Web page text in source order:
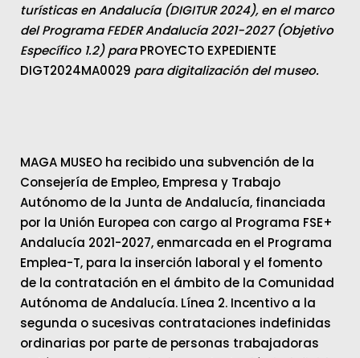
turísticas en Andalucía (DIGITUR 2024), en el marco
del Programa FEDER Andalucía 2021-2027 (Objetivo
Específico 1.2) paraPROYECTO EXPEDIENTE
DIGT2024MA0029 para digitalización del museo.
MAGA MUSEO ha recibido una subvención de la
Consejería de Empleo, Empresa y Trabajo
Autónomo de la Junta de Andalucía, financiada
por la Unión Europea con cargo al Programa FSE+
Andalucía 2021-2027, enmarcada en el Programa
Emplea-T, para la inserción laboral y el fomento
de la contratación en el ámbito de la Comunidad
Autónoma de Andalucía. Línea 2. Incentivo a la
segunda o sucesivas contrataciones indefinidas
ordinarias por parte de personas trabajadoras